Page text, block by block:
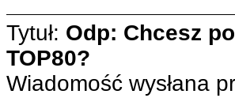
Tytuł: Odp: Chcesz
TOP80?
Wiadomość wysłana